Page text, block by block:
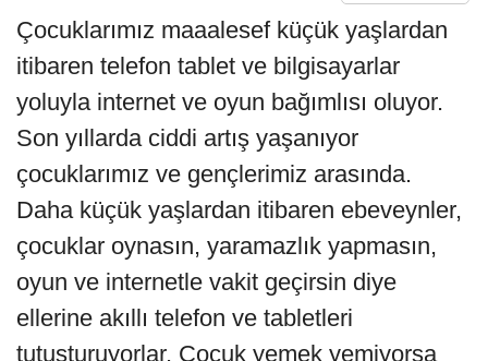
Çocuklarımız maaalesef küçük yaşlardan
itibaren telefon tablet ve bilgisayarlar
yoluyla internet ve oyun bağımlısı oluyor.
Son yıllarda ciddi artış yaşanıyor
çocuklarımız ve gençlerimiz arasında.
Daha küçük yaşlardan itibaren ebeveynler,
çocuklar oynasın, yaramazlık yapmasın,
oyun ve internetle vakit geçirsin diye
ellerine akıllı telefon ve tabletleri
tutuşturuyorlar. Çocuk yemek yemiyorsa